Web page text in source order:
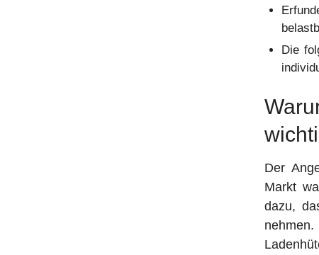
Die
Der
Markt
dazu,